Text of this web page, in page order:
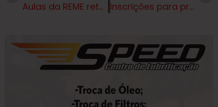
Aulas da REME retornam com entusiasmo e expectativa para o novo ano letivo Inscrições para projetos esportivos da SEJUVEL iniciam nesta quarta-feira, dia 12